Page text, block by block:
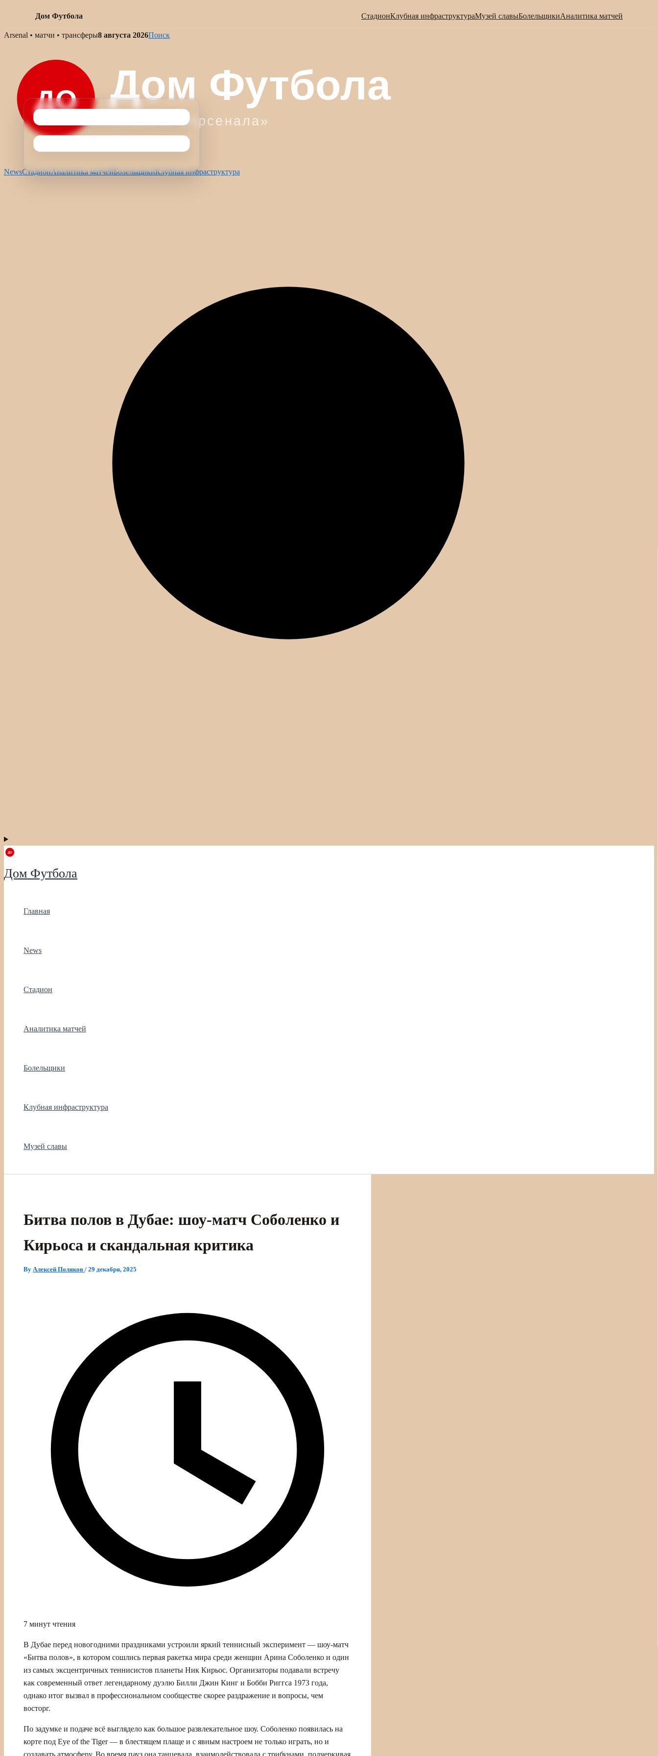
Дом Футбола СтадионКлубная инфраструктураМузей славыБолельщикиАналитика матчей
Skip
Arsenal • матчи • трансферы8 августа 2026Поиск
NewsСтадионАналитика матчейБолельщикиКлубная инфраструктура
Дом Футбола
Главная
News
Стадион
Аналитика матчей
Болельщики
Клубная инфраструктура
Музей славы
Битва полов в Дубае: шоу‑матч Соболенко и
Кирьоса и скандальная критика
By Алексей Поляков / 29 декабря, 2025
7 минут чтения
В Дубае перед новогодними праздниками устроили яркий теннисный эксперимент — шоу-матч
«Битва полов», в котором сошлись первая ракетка мира среди женщин Арина Соболенко и один
из самых эксцентричных теннисистов планеты Ник Кирьос. Организаторы подавали встречу
как современный ответ легендарному дуэлю Билли Джин Кинг и Бобби Риггса 1973 года,
однако итог вызвал в профессиональном сообществе скорее раздражение и вопросы, чем
восторг.
По задумке и подаче всё выглядело как большое развлекательное шоу. Соболенко появилась на
корте под Eye of the Tiger — в блестящем плаще и с явным настроем не только играть, но и